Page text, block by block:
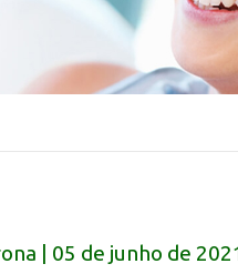
| 05 de junho de